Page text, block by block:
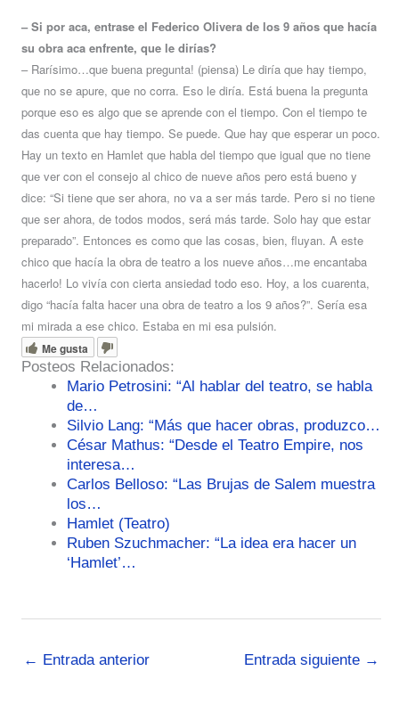
– Si por aca, entrase el Federico Olivera de los 9 años que hacía
su obra aca enfrente, que le dirías?
– Rarísimo…que buena pregunta! (piensa) Le diría que hay tiempo,
que no se apure, que no corra. Eso le diría. Está buena la pregunta
porque eso es algo que se aprende con el tiempo. Con el tiempo te
das cuenta que hay tiempo. Se puede. Que hay que esperar un poco.
Hay un texto en Hamlet que habla del tiempo que igual que no tiene
que ver con el consejo al chico de nueve años pero está bueno y
dice: “Si tiene que ser ahora, no va a ser más tarde. Pero si no tiene
que ser ahora, de todos modos, será más tarde. Solo hay que estar
preparado”. Entonces es como que las cosas, bien, fluyan. A este
chico que hacía la obra de teatro a los nueve años…me encantaba
hacerlo! Lo vivía con cierta ansiedad todo eso. Hoy, a los cuarenta,
digo “hacía falta hacer una obra de teatro a los 9 años?”. Sería esa
mi mirada a ese chico. Estaba en mi esa pulsión.
Me gusta
Posteos Relacionados:
Mario Petrosini: “Al hablar del teatro, se habla
de…
Silvio Lang: “Más que hacer obras, produzco…
César Mathus: “Desde el Teatro Empire, nos
interesa…
Carlos Belloso: “Las Brujas de Salem muestra
los…
Hamlet (Teatro)
Ruben Szuchmacher: “La idea era hacer un
‘Hamlet’…
← Entrada anterior Entrada siguiente →